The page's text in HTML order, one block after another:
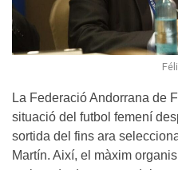
La Federació Andorrana de
situació del futbol femení
sortida del fins ara
Martín. Així, el màxim